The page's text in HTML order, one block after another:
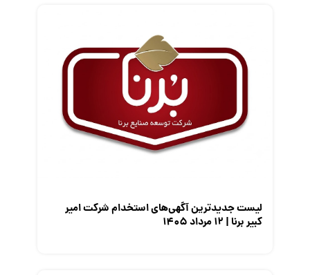
کارفرمایان
گزارش‌های آماری
معرفی متخصصان منابع انسانی
لیست جدیدترین آگهی‌های استخدام شرکت امیر
کبیر برنا | ۱۲ مرداد ۱۴۰۵